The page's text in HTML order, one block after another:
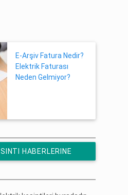
E-Arşiv Fatura Nedir?
Elektrik Faturası
Neden Gelmiyor?
HABERLERINE